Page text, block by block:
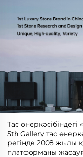
Тас
5th Gallery тас
ретінде 2008 жылы
платформаны